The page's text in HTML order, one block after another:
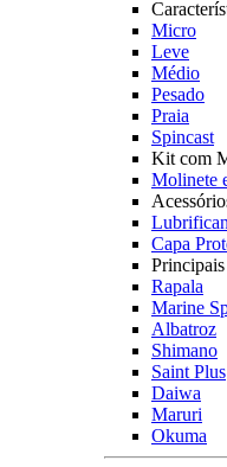
Micro
Leve
Médio
Pesado
Praia
Spincast
Kit com
Molinete
Capa
Rapala
Marine
Albatroz
Shimano
Saint Plus
Daiwa
Maruri
Okuma